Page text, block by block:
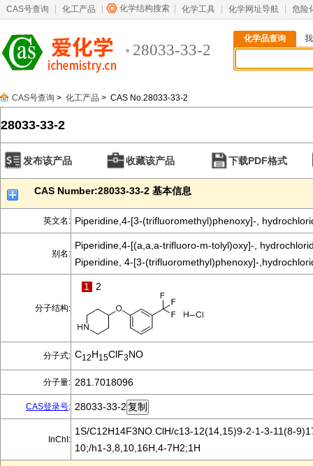
CAS号查询 化工产品 化学结构搜索 化学工具 化学网址导航 危险
28033-33-2
化学品查询
CAS号查询 > 化工产品 > CAS No.28033-33-2
28033-33-2
发布该产品 收藏该产品 下载PDF格式
CAS Number:28033-33-2 基本信息
英文名: Piperidine,4-[3-(trifluoromethyl)phenoxy]-,
别名:
Piperidine,4-[(a,a,a-trifluoro-m-tolyl)oxy]-,
Piperidine, 4-[3-(trifluoromethyl)phenoxy]-
分子结构:
1 2
分子式: C12H15ClF3NO
分子量: 281.7018096
CAS登录号: 28033-33-2
InChI:
1S/C12H14F3NO.ClH/c13-12(14,15)9-2-1-3-11(8-
10;/h1-3,8,10,16H,4-7H2;1H